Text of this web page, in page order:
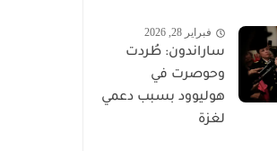
فبراير 28, 2026
ساراندون: طُردت
وحوصرت في
هوليوود بسبب دعمي
لغزة